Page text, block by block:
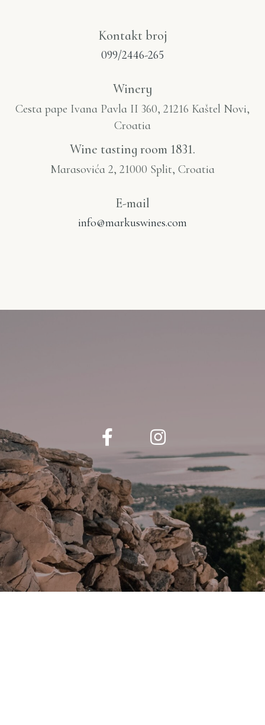
Kontakt broj
099/2446-265
Winery
Cesta pape Ivana Pavla II 360, 21216 Kaštel Novi,
Croatia
Wine tasting room 1831.
Marasovića 2, 21000 Split, Croatia
E-mail
info@markuswines.com
OPĆI UVJETI POSLOVANJA